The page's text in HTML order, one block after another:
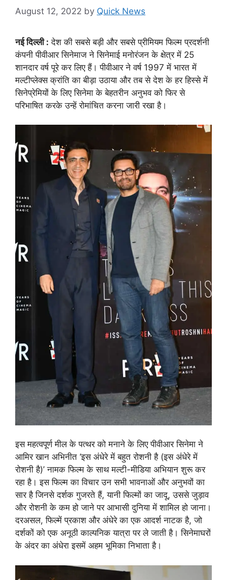
August 12, 2022 by Quick News
नई दिल्ली : देश की सबसे बड़ी और सबसे प्रीमियम फिल्म प्रदर्शनी
कंपनी पीवीआर सिनेमाज ने सिनेमाई मनोरंजन के क्षेत्र में 25
शानदार वर्ष पूरे कर लिए हैं। पीवीआर ने वर्ष 1997 में भारत में
मल्टीप्लेक्स क्रांति का बीड़ा उठाया और तब से देश के हर हिस्से में
सिनेप्रेमियों के लिए सिनेमा के बेहतरीन अनुभव को फिर से
परिभाषित करके उन्हें रोमांचित करना जारी रखा है।
इस महत्वपूर्ण मील के पत्थर को मनाने के लिए पीवीआर सिनेमा ने
आमिर खान अभिनीत ‘इस अंधेरे में बहुत रोशनी है (इस अंधेरे में
रोशनी है)’ नामक फिल्म के साथ मल्टी-मीडिया अभियान शुरू कर
रहा है। इस फिल्म का विचार उन सभी भावनाओं और अनुभवों का
सार है जिनसे दर्शक गुजरते हैं, यानी फिल्मों का जादू, उससे जुड़ाव
और रोशनी के कम हो जाने पर आभासी दुनिया में शामिल हो जाना।
दरअसल, फिल्में प्रकाश और अंधेरे का एक आदर्श नाटक है, जो
दर्शकों को एक अनूठी काल्पनिक यात्रा पर ले जाती है। सिनेमाघरों
के अंदर का अंधेरा इसमें अहम भूमिका निभाता है।